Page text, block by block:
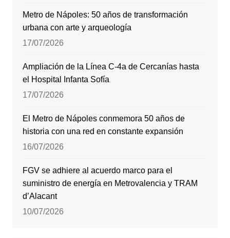
Metro de Nápoles: 50 años de transformación
urbana con arte y arqueología
17/07/2026
Ampliación de la Línea C-4a de Cercanías hasta
el Hospital Infanta Sofía
17/07/2026
El Metro de Nápoles conmemora 50 años de
historia con una red en constante expansión
16/07/2026
FGV se adhiere al acuerdo marco para el
suministro de energía en Metrovalencia y TRAM
d’Alacant
10/07/2026